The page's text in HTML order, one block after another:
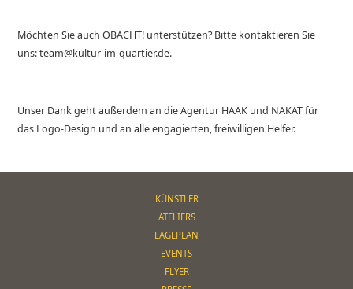
Möchten Sie auch OBACHT! unterstützen? Bitte kontaktieren Sie
uns: team@kultur-im-quartier.de.
Unser Dank geht außerdem an die Agentur HAAK und NAKAT für
das Logo-Design und an alle engagierten, freiwilligen Helfer.
KÜNSTLER
ATELIERS
LAGEPLAN
EVENTS
FLYER